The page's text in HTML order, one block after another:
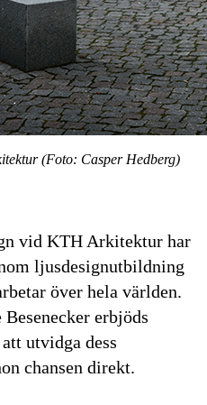
(Foto: Casper Hedberg)
vid KTH Arkitektur har
ljusdesignutbildning
över hela världen.
erbjöds
utvidga dess
chansen direkt.